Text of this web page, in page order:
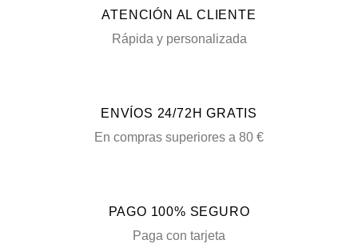
ATENCIÓN AL CLIENTE
Rápida y personalizada
ENVÍOS 24/72H GRATIS
En compras superiores a 80 €
PAGO 100% SEGURO
Paga con tarjeta